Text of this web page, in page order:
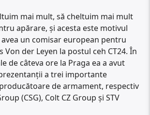
mai mult, să cheltuim mai mult
apărare, şi acesta este motivul
un comisar european pentru
Von der Leyen la postul ceh CT24. În
de câteva ore la Praga ea a avut
a trei importante
de armament, respectiv
(CSG), Colt CZ Group şi STV